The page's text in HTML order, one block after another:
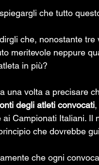
che tutto
che, nonostante
meritevole neppure
in più?
una volta a precisare
degli atleti convocati
ai Campionati Italiani. Il
che dovrebbe
che ogni